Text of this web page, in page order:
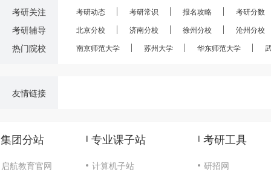
考研关注
考研辅导
热门院校
考研动态
考研常识 报名攻略
考研分数
北京分校
济南分校 徐州分校
沧州分校
南京师范大学
苏州大学 华东师范大学
友情链接
集团分站
启航教育官网
专业课子站
计算机子站
考研工具
研招网